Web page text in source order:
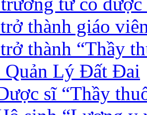
thành giáo
thành “Thầy
Quản Lý Đất Đai
sĩ “Thầy